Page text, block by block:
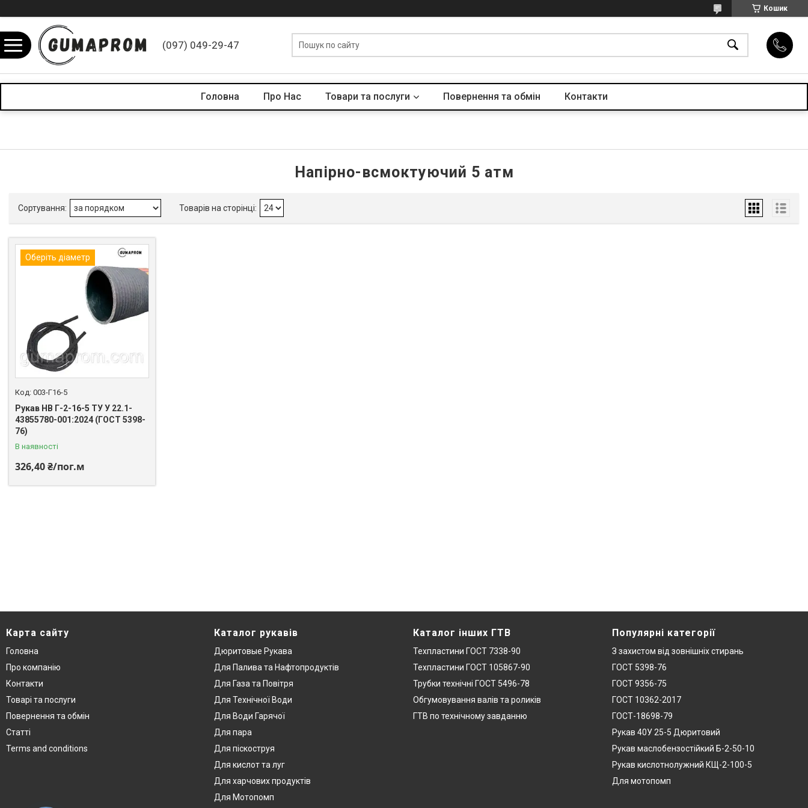
Кошик
(097) 049-29-47
Головна Про Нас Товари та послуги Повернення та обмін Контакти
Напірно-всмоктуючий 5 атм
Оберіть діаметр
003-Г16-5
Рукав НВ Г-2-16-5 ТУ У 22.1-
43855780-001:2024 (ГОСТ 5398-
76)
В наявності
326,40 ₴/пог.м
Карта сайту
Головна
Про компанію
Контакти
Товарі та послуги
Повернення та обмін
Статті
Terms and conditions
Каталог рукавів
Дюритовые Рукава
Для Палива та Нафтопродуктів
Для Газа та Повітря
Для Технічної Води
Для Води Гарячої
Для пара
Для піскоструя
Для кислот та луг
Для харчових продуктів
Для Мотопомп
Каталог інших ГТВ
Техпластини ГОСТ 7338-90
Техпластини ГОСТ 105867-90
Трубки технічні ГОСТ 5496-78
Обгумовування валів та роликів
ГТВ по технічному завданню
Популярні категорії
З захистом від зовнішніх стирань
ГОСТ 5398-76
ГОСТ 9356-75
ГОСТ 10362-2017
ГОСТ-18698-79
Рукав 40У 25-5 Дюритовий
Рукав маслобензостійкий Б-2-50-10
Рукав кислотнолужний КЩ-2-100-5
Для мотопомп